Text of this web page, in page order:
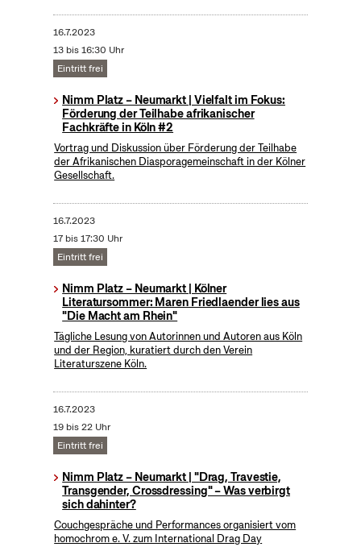
16.7.2023
13 bis 16:30 Uhr
Eintritt frei
Nimm Platz – Neumarkt | Vielfalt im Fokus:
Förderung der Teilhabe afrikanischer
Fachkräfte in Köln #2
Vortrag und Diskussion über Förderung der Teilhabe
der Afrikanischen Diasporagemeinschaft in der Kölner
Gesellschaft.
16.7.2023
17 bis 17:30 Uhr
Eintritt frei
Nimm Platz – Neumarkt | Kölner
Literatursommer: Maren Friedlaender lies aus
"Die Macht am Rhein"
Tägliche Lesung von Autorinnen und Autoren aus Köln
und der Region, kuratiert durch den Verein
Literaturszene Köln.
16.7.2023
19 bis 22 Uhr
Eintritt frei
Nimm Platz – Neumarkt | "Drag, Travestie,
Transgender, Crossdressing" – Was verbirgt
sich dahinter?
Couchgespräche und Performances organisiert vom
homochrom e. V. zum International Drag Day